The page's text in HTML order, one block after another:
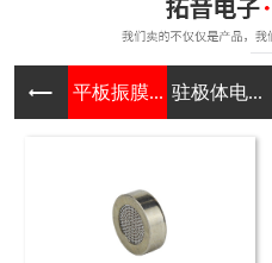
平板振膜... 驻极体电...